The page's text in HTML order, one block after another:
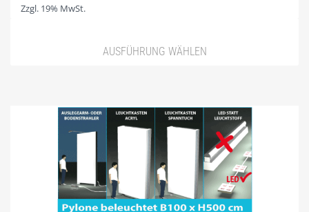
WARENKORB
Zzgl. 19% MwSt.
AUSFÜHRUNG WÄHLEN